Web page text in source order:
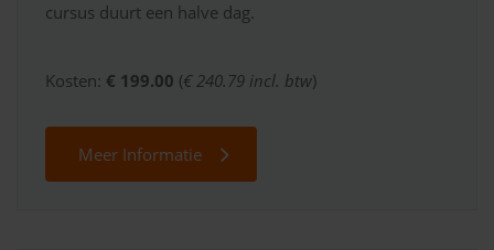
cursus duurt een halve dag.
Kosten: € 199.00 (€ 240.79 incl. btw)
Meer Informatie